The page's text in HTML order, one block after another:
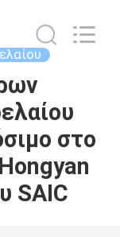
στο
SAIC